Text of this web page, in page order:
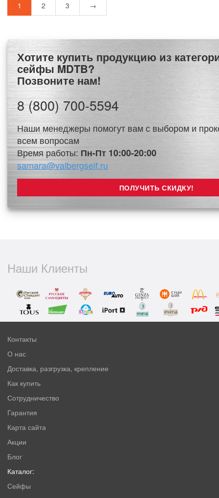
1 2 3 →
Хотите купить продукцию из категории Офисные
сейфы MDTB?
Позвоните нам!
8 (800) 700-5594
Наши менеджеры помогут вам с выбором и
всем вопросам
Время работы: Пн-Пт 10:00-20:00
samara@valbergseif.ru
Наши Клиенты
Контакты
О нас
Доставка, разгрузка, крепление
Как купить
Сотрудничество
Гарантия
Карта сайта
Акции
Блог
Каталог:
Сейфы